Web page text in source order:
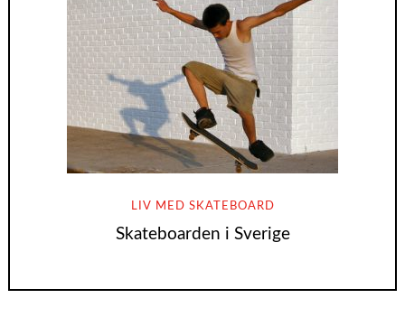
LIV MED SKATEBOARD
Skateboarden i Sverige